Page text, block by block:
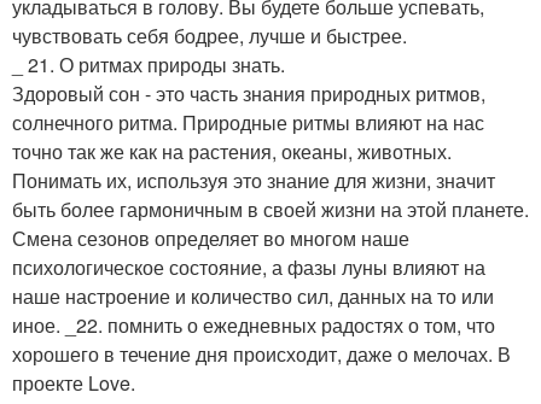
укладываться в голову. Вы будете больше успевать,
чувствовать себя бодрее, лучше и быстрее.
_ 21. О ритмах природы знать.
Здоровый сон - это часть знания природных ритмов,
солнечного ритма. Природные ритмы влияют на нас
точно так же как на растения, океаны, животных.
Понимать их, используя это знание для жизни, значит
быть более гармоничным в своей жизни на этой планете.
Смена сезонов определяет во многом наше
психологическое состояние, а фазы луны влияют на
наше настроение и количество сил, данных на то или
иное. _22. помнить о ежедневных радостях о том, что
хорошего в течение дня происходит, даже о мелочах. В
проекте Love.